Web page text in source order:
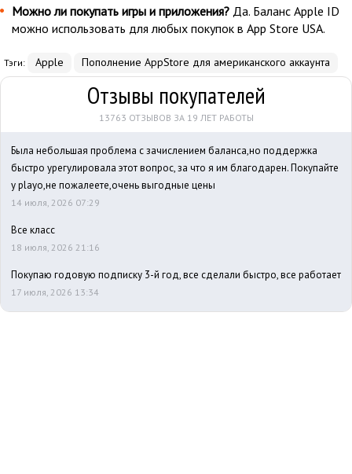
Можно ли покупать игры и приложения? Да. Баланс Apple ID
можно использовать для любых покупок в App Store USA.
Тэги: Apple Пополнение AppStore для американского аккаунта
Отзывы покупателей
13763 ОТЗЫВОВ ЗА 19 ЛЕТ РАБОТЫ
Была небольшая проблема с зачислением баланса,но поддержка
быстро урегулировала этот вопрос, за что я им благодарен. Покупайте
у playo,не пожалеете,очень выгодные цены
14 июля, 2026 07:29
Все класс
18 июля, 2026 21:16
Покупаю годовую подписку 3-й год, все сделали быстро, все работает
17 июля, 2026 13:34